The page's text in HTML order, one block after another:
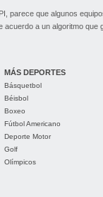
parece que algunos
a un algoritmo que
MÁS DEPORTES
Básquetbol
Béisbol
Boxeo
Fútbol Americano
Deporte Motor
Golf
Olímpicos